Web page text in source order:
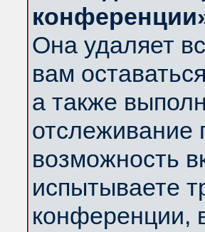
Она удаляет
вам
а также
отслеживание
возможность
испытываете
конференции,